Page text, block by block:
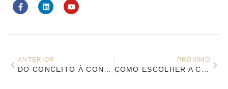
ANTERIOR
DO CONCEITO À CONCLUSÃO: EXPLICAÇÃO SOBRE AQUISIÇÃO DE MÓVEIS PARA HOTÉIS
PRÓXIMO
COMO ESCOLHER A CONFIGURAÇÃO CORRETA DE MÓVEIS COM BASE NO NÍVEL DO HOTEL